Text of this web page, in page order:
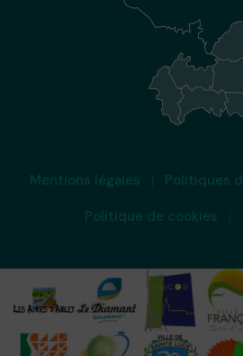
Mentions légales
Politiques
Politique de cookies